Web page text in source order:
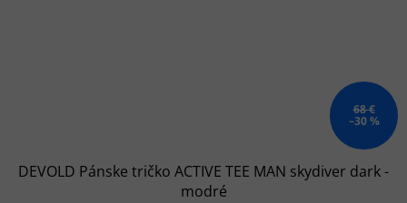
68 €
–30 %
DEVOLD Pánske tričko ACTIVE TEE MAN skydiver dark -
modré